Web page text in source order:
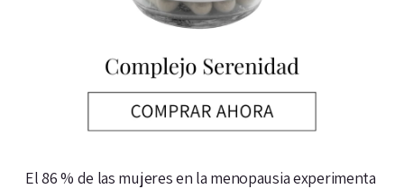
El 86 % de las mujeres en la menopausia experimenta